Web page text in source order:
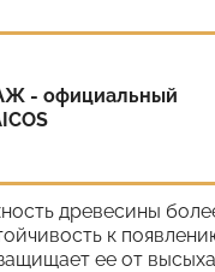
- официальный
древесины
к
ее от